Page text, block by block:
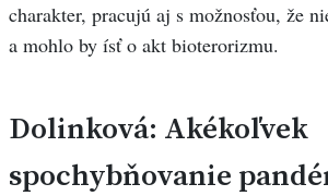
charakter, pracujú aj s možnosťou, že
a mohlo by ísť o akt bioterorizmu.
Dolinková: Akékoľvek
spochybňovanie